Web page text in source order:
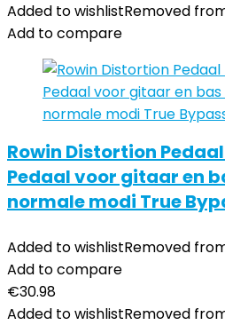
Added to wishlistRemoved
Add to compare
Rowin Distortion
Pedaal voor gitaar en
normale modi True
Added to wishlistRemoved
Add to compare
€30.98
Added to wishlistRemoved